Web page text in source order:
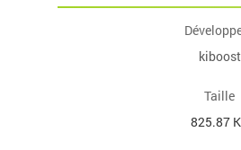
kiboost
Taille
825.87